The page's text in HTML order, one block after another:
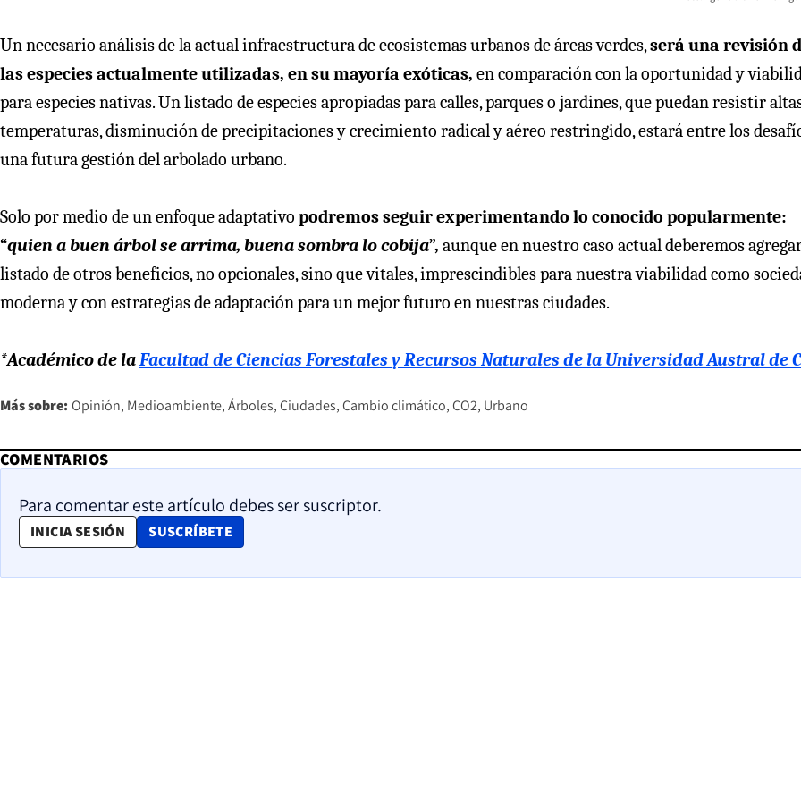
Un necesario análisis de la actual infraestructura de ecosistemas urbanos de áreas verdes,será una revisión
las especies actualmente utilizadas, en su mayoría exóticas, en comparación con la oportunidad y
para especies nativas. Un listado de especies apropiadas para calles, parques o jardines, que puedan resistir
temperaturas, disminución de precipitaciones y crecimiento radical y aéreo restringido, estará entre los
una futura gestión del arbolado urbano.
Solo por medio de un enfoque adaptativo podremos seguir experimentando lo conocido popularmente:
“quien a buen árbol se arrima, buena sombra lo cobija”, aunque en nuestro caso actual deberemos
listado de otros beneficios, no opcionales, sino que vitales, imprescindibles para nuestra viabilidad como
moderna y con estrategias de adaptación para un mejor futuro en nuestras ciudades.
*Académico de laFacultad de Ciencias Forestales y Recursos Naturales de la Universidad Austral de
Más sobre: Opinión Medioambiente Árboles Ciudades Cambio climático CO2 Urbano
COMENTARIOS
Para comentar este artículo debes ser suscriptor.
INICIA SESIÓN SUSCRÍBETE
OPENS IN NEW WINDOW